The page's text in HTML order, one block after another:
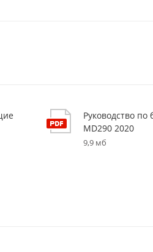
Руководство по
MD290 2020
9,9 мб